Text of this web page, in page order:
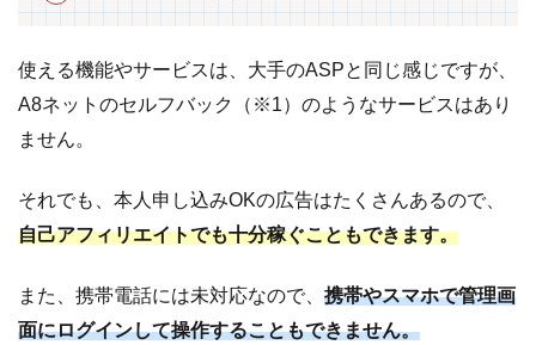
click
事ま
とめ
使える機能やサービスは、大手のASPと同じ感じですが、
A8ネットのセルフバック（※1）のようなサービスはあり
ません。
それでも、本人申し込みOKの広告はたくさんあるので、
自己アフィリエイトでも十分稼ぐこともできます。
また、携帯電話には未対応なので、 携帯やスマホで管理画
面にログインして操作することもできません。